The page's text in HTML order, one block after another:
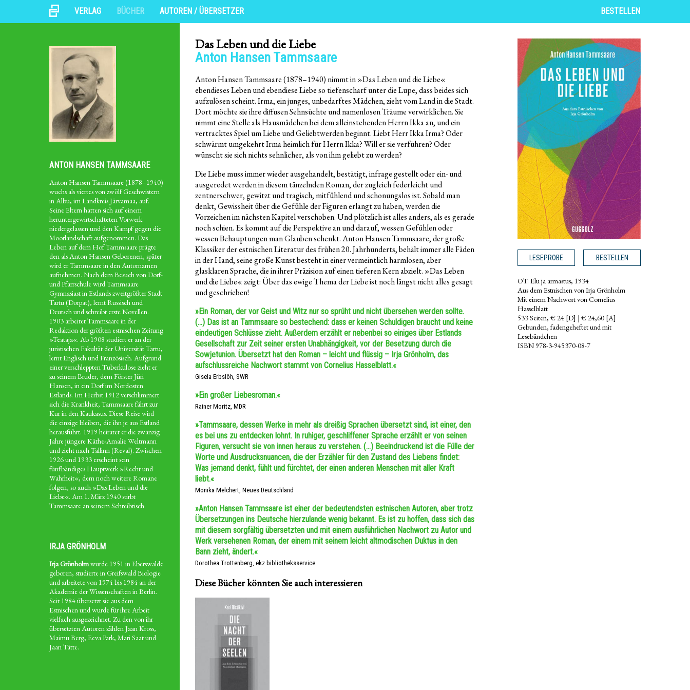
VERLAG BÜCHER AUTOREN / ÜBERSETZER BESTELLEN
LESEPROBE BESTELLEN
OT: Elu ja armastus, 1934
Aus dem Estnischen von Irja Grönholm
Mit einem Nachwort von Cornelius
Hasselblatt
533 Seiten, € 24 [D] | € 24,60 [A]
Gebunden, fadengeheftet und mit
Lesebändchen
ISBN 978-3-945370-08-7
Das Leben und die Liebe
Anton Hansen Tammsaare
Anton Hansen Tammsaare (1878–1940) nimmt in »Das Leben und die Liebe«
ebendieses Leben und ebendiese Liebe so tiefenscharf unter die Lupe, dass beides sich
aufzulösen scheint. Irma, ein junges, unbedarftes Mädchen, zieht vom Land in die Stadt.
Dort möchte sie ihre diffusen Sehnsüchte und namenlosen Träume verwirklichen. Sie
nimmt eine Stelle als Hausmädchen bei dem alleinstehenden Herrn Ikka an, und ein
vertracktes Spiel um Liebe und Geliebtwerden beginnt. Liebt Herr Ikka Irma? Oder
schwärmt umgekehrt Irma heimlich für Herrn Ikka? Will er sie verführen? Oder
wünscht sie sich nichts sehnlicher, als von ihm geliebt zu werden?
Die Liebe muss immer wieder ausgehandelt, bestätigt, infrage gestellt oder ein- und
ausgeredet werden in diesem tänzelnden Roman, der zugleich federleicht und
zentnerschwer, gewitzt und tragisch, mitfühlend und schonungslos ist. Sobald man
denkt, Gewissheit über die Gefühle der Figuren erlangt zu haben, werden die
Vorzeichen im nächsten Kapitel verschoben. Und plötzlich ist alles anders, als es gerade
noch schien. Es kommt auf die Perspektive an und darauf, wessen Gefühlen oder
wessen Behauptungen man Glauben schenkt. Anton Hansen Tammsaare, der große
Klassiker der estnischen Literatur des frühen 20. Jahrhunderts, behält immer alle Fäden
in der Hand, seine große Kunst besteht in einer vermeintlich harmlosen, aber
glasklaren Sprache, die in ihrer Präzision auf einen tieferen Kern abzielt. »Das Leben
und die Liebe« zeigt: Über das ewige Thema der Liebe ist noch längst nicht alles gesagt
und geschrieben!
»Ein Roman, der vor Geist und Witz nur so sprüht und nicht übersehen werden sollte.
(…) Das ist an Tammsaare so bestechend: dass er keinen Schuldigen braucht und keine
eindeutigen Schlüsse zieht. Außerdem erzählt er nebenbei so einiges über Estlands
Gesellschaft zur Zeit seiner ersten Unabhängigkeit, vor der Besetzung durch die
Sowjetunion. Übersetzt hat den Roman – leicht und flüssig – Irja Grönholm, das
aufschlussreiche Nachwort stammt von Cornelius Hasselblatt.«
Gisela Erbslöh, SWR
»Ein großer Liebesroman.«
Rainer Moritz, MDR
»Tammsaare, dessen Werke in mehr als dreißig Sprachen übersetzt sind, ist einer, den
es bei uns zu entdecken lohnt. In ruhiger, geschliffener Sprache erzählt er von seinen
Figuren, versucht sie von innen heraus zu verstehen. (…) Beeindruckend ist die Fülle der
Worte und Ausdrucksnuancen, die der Erzähler für den Zustand des Liebens findet:
Was jemand denkt, fühlt und fürchtet, der einen anderen Menschen mit aller Kraft
liebt.«
Monika Melchert, Neues Deutschland
»Anton Hansen Tammsaare ist einer der bedeutendsten estnischen Autoren, aber trotz
Übersetzungen ins Deutsche hierzulande wenig bekannt. Es ist zu hoffen, dass sich das
mit diesem sorgfältig übersetzten und mit einem ausführlichen Nachwort zu Autor und
Werk versehenen Roman, der einem mit seinem leicht altmodischen Duktus in den
Bann zieht, ändert.«
Dorothea Trottenberg, ekz bibliotheksservice
Diese Bücher könnten Sie auch interessieren
ANTON HANSEN TAMMSAARE
Anton Hansen Tammsaare (1878–1940)
wuchs als viertes von zwölf Geschwistern
in Albu, im Landkreis Järvamaa, auf.
Seine Eltern hatten sich auf einem
heruntergewirtschafteten Vorwerk
niedergelassen und den Kampf gegen die
Moorlandschaft aufgenommen. Das
Leben auf dem Hof Tammsaare prägte
den als Anton Hansen Geborenen, später
wird er Tammsaare in den Autornamen
aufnehmen. Nach dem Besuch von Dorf-
und Pfarrschule wird Tammsaare
Gymnasiast in Estlands zweitgrößter Stadt
Tartu (Dorpat), lernt Russisch und
Deutsch und schreibt erste Novellen.
1903 arbeitet Tammsaare in der
Redaktion der größten estnischen Zeitung
»Teataja«. Ab 1908 studiert er an der
juristischen Fakultät der Universität Tartu,
lernt Englisch und Französisch. Aufgrund
einer verschleppten Tuberkulose zieht er
zu seinem Bruder, dem Förster Jüri
Hansen, in ein Dorf im Nordosten
Estlands. Im Herbst 1912 verschlimmert
sich die Krankheit, Tammsaare fährt zur
Kur in den Kaukasus. Diese Reise wird
die einzige bleiben, die ihn je aus Estland
herausführt. 1919 heiratet er die zwanzig
Jahre jüngere Käthe-Amalie Weltmann
und zieht nach Tallinn (Reval). Zwischen
1926 und 1933 erscheint sein
fünfbändiges Hauptwerk »Recht und
Wahrheit«, dem noch weitere Romane
folgen, so auch »Das Leben und die
Liebe«. Am 1. März 1940 stirbt
Tammsaare an seinem Schreibtisch.
IRJA GRÖNHOLM
Irja Grönholmwurde 1951 in Eberswalde
geboren, studierte in Greifswald Biologie
und arbeitete von 1974 bis 1984 an der
Akademie der Wissenschaften in Berlin.
Seit 1984 übersetzt sie aus dem
Estnischen und wurde für ihre Arbeit
vielfach ausgezeichnet. Zu den von ihr
übersetzten Autoren zählen Jaan Kross,
Maimu Berg, Eeva Park, Mari Saat und
Jaan Tätte.